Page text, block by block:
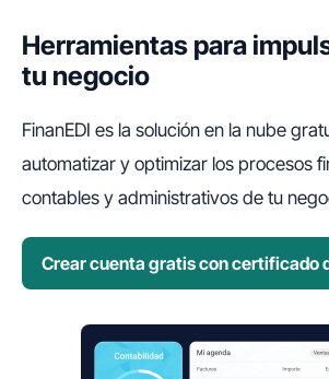
Herramientas para
tu negocio
FinanEDI es la solución en la nube
automatizar y optimizar los procesos
contables y administrativos de tu
Crear cuenta gratis con certificado